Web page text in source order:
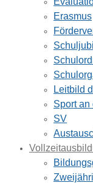
Erasmus
Leitbild
Sport
SV